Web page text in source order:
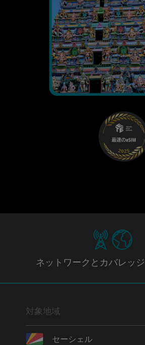
ネットワークとカバレッジ
対象地域
セーシェル